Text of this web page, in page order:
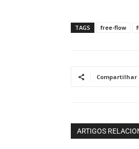
TAGS free-flow
Compartilhar
ARTIGOS